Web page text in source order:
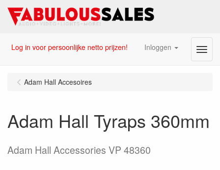
Log in voor persoonlijke netto prijzen! Inloggen Menu
Adam Hall Accesoires
Adam Hall Tyraps 360mm
Adam Hall Accessories VP 48360